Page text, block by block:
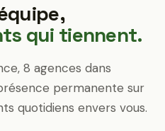
qui tiennent.
8 agences dans
permanente sur
quotidiens envers vous.